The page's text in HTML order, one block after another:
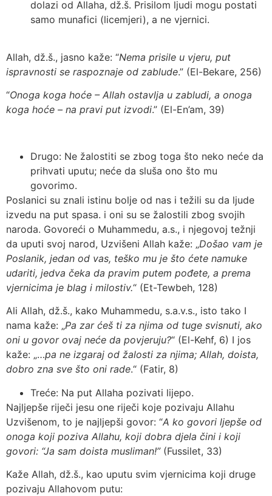
dolazi od Allaha, dž.š. Prisilom ljudi mogu postati
samo munafici (licemjeri), a ne vjernici.
Allah, dž.š., jasno kaže: “Nema prisile u vjeru, put
ispravnosti se raspoznaje od zablude.” (El-Bekare, 256)
“Onoga koga hoće – Allah ostavlja u zabludi, a onoga
koga hoće – na pravi put izvodi.” (El-En’am, 39)
Drugo: Ne žalostiti se zbog toga što neko neće da
prihvati uputu; neće da sluša ono što mu
govorimo.
Poslanici su znali istinu bolje od nas i težili su da ljude
izvedu na put spasa. i oni su se žalostili zbog svojih
naroda. Govoreći o Muhammedu, a.s., i njegovoj težnji
da uputi svoj narod, Uzvišeni Allah kaže: „Došao vam je
Poslanik, jedan od vas, teško mu je što ćete namuke
udariti, jedva čeka da pravim putem pođete, a prema
vjernicima je blag i milostiv.“ (Et-Tewbeh, 128)
Ali Allah, dž.š., kako Muhammedu, s.a.v.s., isto tako I
nama kaže: „Pa zar ćeš ti za njima od tuge svisnuti, ako
oni u govor ovaj neće da povjeruju?“ (El-Kehf, 6) I jos
kaže: „…pa ne izgaraj od žalosti za njima; Allah, doista,
dobro zna sve što oni rade.“ (Fatir, 8)
Treće: Na put Allaha pozivati lijepo.
Najljepše riječi jesu one riječi koje pozivaju Allahu
Uzvišenom, to je najljepši govor: “A ko govori ljepše od
onoga koji poziva Allahu, koji dobra djela čini i koji
govori: “Ja sam doista musliman!”(Fussilet, 33)
Kaže Allah, dž.š., kao uputu svim vjernicima koji druge
pozivaju Allahovom putu: